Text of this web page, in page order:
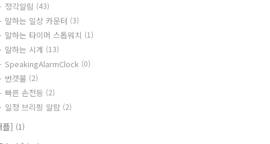
정각알림 (43)
말하는 일상 카운터 (3)
말하는 타이머 스톱워치 (1)
말하는 시계 (13)
SpeakingAlarmClock (0)
번갯불 (2)
빠른 손전등 (2)
일정 브리핑 알람 (2)
플] (1)